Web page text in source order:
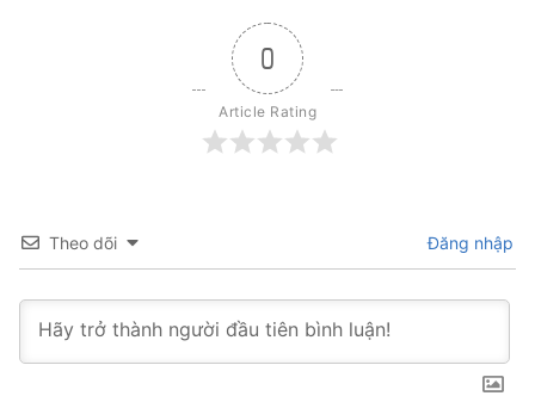
0
Article Rating
Theo dõi Đăng nhập